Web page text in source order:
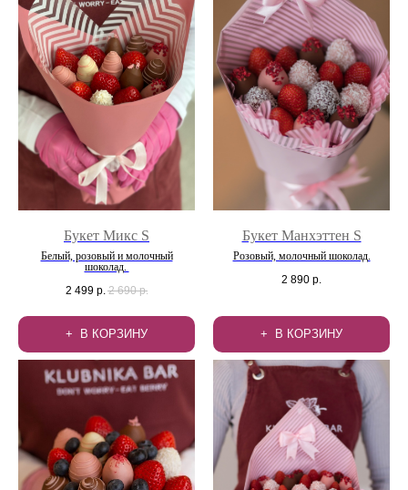
Букет Микс S
Белый, розовый и молочный
шоколад.
2 499 р. 2 690 р.
В КОРЗИНУ
Букет Манхэттен S
Розовый, молочный шоколад.
2 890 р.
В КОРЗИНУ